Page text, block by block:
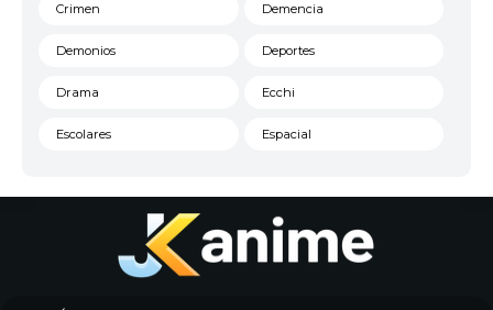
Crimen Demencia
Demonios Deportes
Drama Ecchi
Escolares Espacial
Historico
Josei